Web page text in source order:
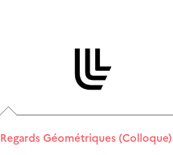
Regards Géométriques (Colloque)